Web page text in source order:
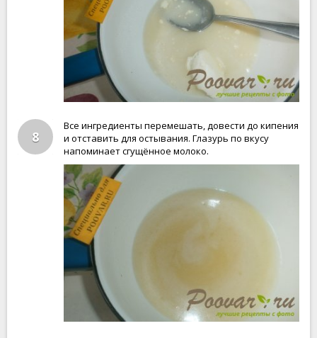
8
Все ингредиенты перемешать, довести до кипения
и отставить для остывания. Глазурь по вкусу
напоминает сгущённое молоко.